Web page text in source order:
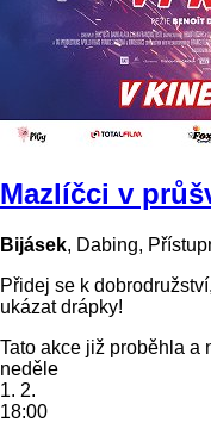
Mazlíčci v
Bijásek, Dabing,
Přidej se k
ukázat drápky!
Tato akce již proběhla a
neděle
1. 2.
18:00